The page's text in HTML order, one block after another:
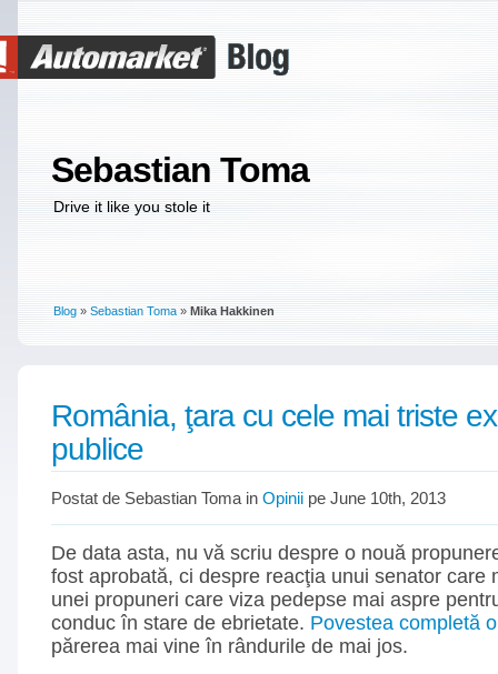
Sebastian Toma
Drive it like you stole it
Blog » Sebastian Toma » Mika Hakkinen
România, ţara cu cele mai triste
publice
Postat de Sebastian Toma in Opinii pe June 10th, 2013
De data asta, nu vă scriu despre o nouă
fost aprobată, ci despre reacţia unui senator care
unei propuneri care viza pedepse mai aspre
conduc în stare de ebrietate. Povestea completă
părerea mai vine în rândurile de mai jos.